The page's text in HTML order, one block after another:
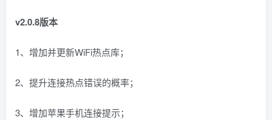
v2.0.8版本
1、增加并更新WiFi热点库；
2、提升连接热点错误的概率；
3、增加苹果手机连接提示；